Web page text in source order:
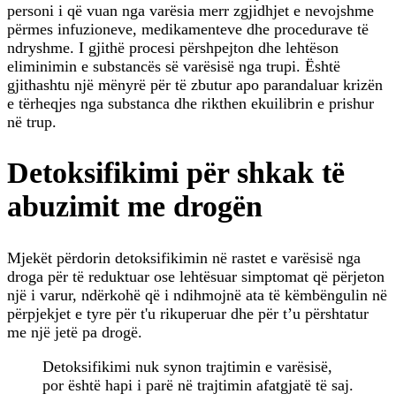
personi i që vuan nga varësia merr zgjidhjet e nevojshme
përmes infuzioneve, medikamenteve dhe procedurave të
ndryshme. I gjithë procesi përshpejton dhe lehtëson
eliminimin e substancës së varësisë nga trupi. Është
gjithashtu një mënyrë për të zbutur apo parandaluar krizën
e tërheqjes nga substanca dhe rikthen ekuilibrin e prishur
në trup.
Detoksifikimi për shkak të
abuzimit me drogën
Mjekët përdorin detoksifikimin në rastet e varësisë nga
droga për të reduktuar ose lehtësuar simptomat që përjeton
një i varur, ndërkohë që i ndihmojnë ata të këmbëngulin në
përpjekjet e tyre për t'u rikuperuar dhe për t’u përshtatur
me një jetë pa drogë.
Detoksifikimi nuk synon trajtimin e varësisë,
por është hapi i parë në trajtimin afatgjatë të saj.